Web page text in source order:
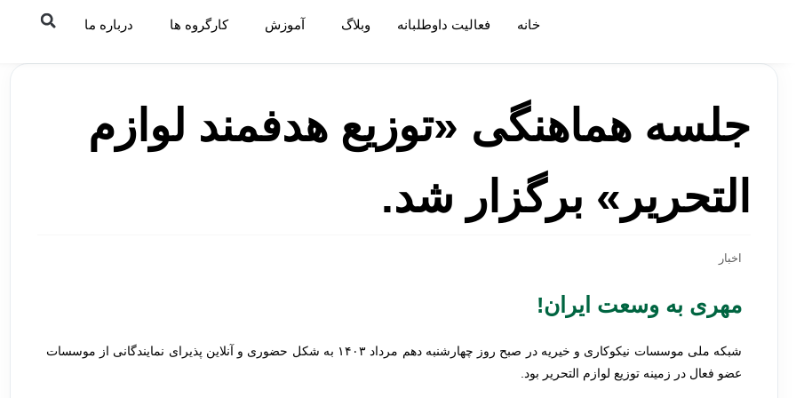
خانه فعالیت داوطلبانه وبلاگ آموزش کارگروه ها درباره ما جلسه هماهنگی «توزیع هدفمند لوازم التحریر» برگزار شد.
جلسه هماهنگی «توزیع هدفمند لوازم
التحریر» برگزار شد.
اخبار
مهری به وسعت ایران!
شبکه ملی موسسات نیکوکاری و خیریه در صبح روز چهارشنبه دهم مرداد ۱۴۰۳ به شکل حضوری و آنلاین پذیرای نمایندگانی از موسسات
عضو فعال در زمینه توزیع لوازم التحریر بود.